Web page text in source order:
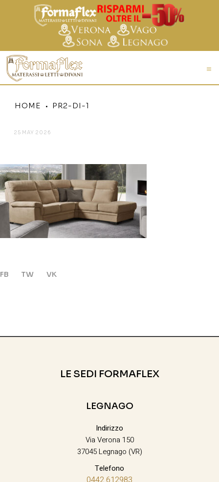
HOME PR2-DI-1
25 MAY 2026
FB TW VK
LE SEDI FORMAFLEX
LEGNAGO
Indirizzo
Via Verona 150
37045 Legnago (VR)
Telefono